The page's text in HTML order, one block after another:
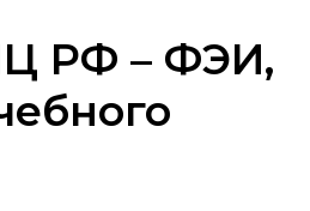
РФ – ФЭИ,